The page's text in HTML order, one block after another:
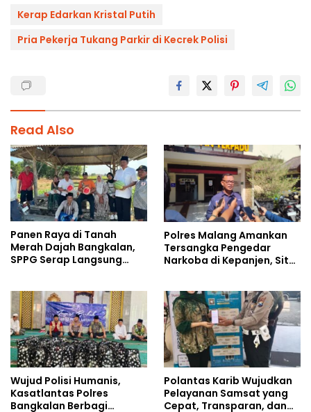
Kerap Edarkan Kristal Putih
Pria Pekerja Tukang Parkir di Kecrek Polisi
Read Also
Panen Raya di Tanah
Merah Dajah Bangkalan,
SPPG Serap Langsung
Polres Malang Amankan
Tersangka Pengedar
Narkoba di Kepanjen, Sita
Wujud Polisi Humanis,
Kasatlantas Polres
Bangkalan Berbagi
Polantas Karib Wujudkan
Pelayanan Samsat yang
Cepat, Transparan, dan